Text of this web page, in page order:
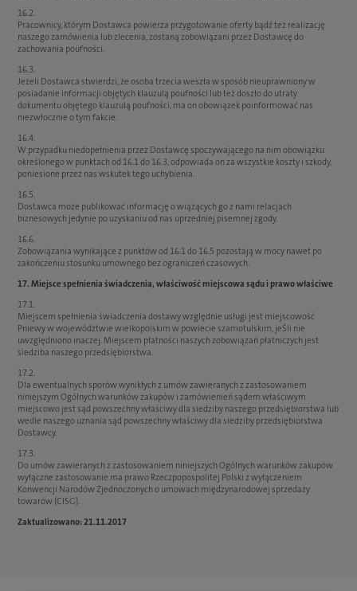
16.2.
Pracownicy, którym Dostawca powierza przygotowanie oferty bądź też realizację
naszego zamówienia lub zlecenia, zostaną zobowiązani przez Dostawcę do
zachowania poufności.
16.3.
Jeżeli Dostawca stwierdzi, że osoba trzecia weszła w sposób nieuprawniony w
posiadanie informacji objętych klauzulą poufności lub też doszło do utraty
dokumentu objętego klauzulą poufności, ma on obowiązek poinformować nas
niezwłocznie o tym fakcie.
16.4.
W przypadku niedopełnienia przez Dostawcę spoczywającego na nim obowiązku
określonego w punktach od 16.1 do 16.3, odpowiada on za wszystkie koszty i szkody,
poniesione przez nas wskutek tego uchybienia.
16.5.
Dostawca może publikować informację o wiążących go z nami relacjach
biznesowych jedynie po uzyskaniu od nas uprzedniej pisemnej zgody.
16.6.
Zobowiązania wynikające z punktów od 16.1 do 16.5 pozostają w mocy nawet po
zakończeniu stosunku umownego bez ograniczeń czasowych.
17. Miejsce spełnienia świadczenia, właściwość miejscowa sądu i prawo właściwe
17.1.
Miejscem spełnienia świadczenia dostawy względnie usługi jest miejscowość
Pniewy w województwie wielkopolskim w powiecie szamotulskim, jeŚli nie
uwzględniono inaczej. Miejscem płatności naszych zobowiązań płatniczych jest
siedziba naszego przedsiębiorstwa.
17.2.
Dla ewentualnych sporów wynikłych z umów zawieranych z zastosowaniem
niniejszym Ogólnych warunków zakupów i zamówienień sądem właściwym
miejscowo jest sąd powszechny właściwy dla siedziby naszego przedsiębiorstwa lub
wedle naszego uznania sąd powszechny właściwy dla siedziby przedsiębiorstwa
Dostawcy.
17.3.
Do umów zawieranych z zastosowaniem niniejszych Ogólnych warunków zakupów
wyłączne zastosowanie ma prawo Rzeczpopospolitej Polski z wyłączeniem
Konwencji Narodów Zjednoczonych o umowach międzynarodowej sprzedaży
towarów (CISG).
Zaktualizowano: 21.11.2017